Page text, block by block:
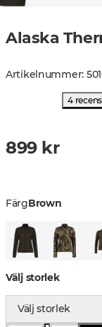
Alaska
Artikelnummer:
4
899 kr
FärgBrown
Välj storlek
Välj storlek